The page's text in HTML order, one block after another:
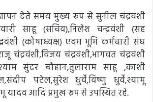
देते समय मुख्य रूप से सुनील चंद्रवंशी
साहू (सचिव),निलेश चन्द्रवंशी (सह
(कोषाध्यक्ष) एवम भूमि कर्मचारी संघ
चंद्रवंशी,विजय चंद्रवंशी,भागवत चंद्रवंशी
सुंदर चौहान,तुलाराम साहू ,काशी
पटेल,सुरेश धुर्वे,विष्णु धुर्वे,श्यामू
यादव आदि प्रमुख रूप से उपस्थित रहे.